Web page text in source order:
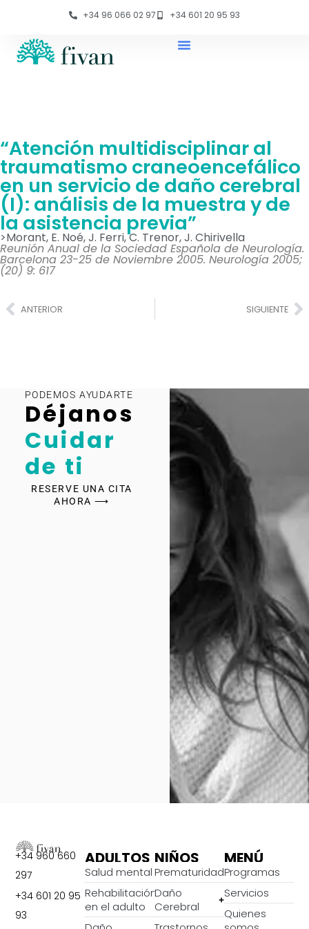
+34 96 066 02 97 +34 601 20 95 93
“Atención multidisciplinar al
traumatismo craneoencefálico
en un servicio de daño cerebral
(I): análisis de la muestra y de
la asistencia previa”
>Morant, E. Noé, J. Ferri, C. Trenor, J. Chirivella
Reunión Anual de la Sociedad Española de Neurología.
Barcelona 23-25 de Noviembre 2005. Neurología 2005;
(20) 9: 617
ANTERIOR SIGUIENTE
PODEMOS AYUDARTE
Déjanos
Cuidar
de ti
RESERVE UNA CITA
AHORA ⟶
+34 960 660
297
+34 601 20 95
93
ADULTOS
Salud mental
Rehabilitación
en el adulto
NIÑOS
Prematuridad
Daño
Cerebral
MENÚ
Programas
Servicios
Quienes